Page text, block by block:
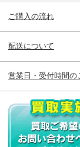
ご購入の流れ
配送について
営業日・受付時間の